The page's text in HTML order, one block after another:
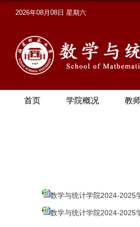
2026年08月08日 星期六
首页 学院概况 教
数学与统计学院2024-2025
数学与统计学院2024-2025